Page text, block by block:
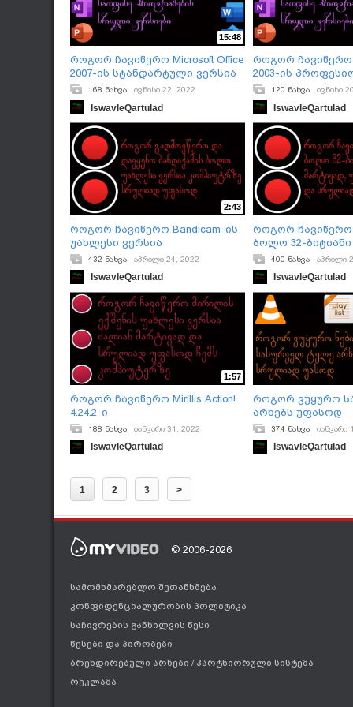
15:48
როგორ ჩავიწერო Microsoft Office
2007-ის სტანდარტული ვერსია
168 ნახვა ივნისი 22, 2022
IswavleQartulad
როგორ ჩავიწერო
2003-ის
ვერსია
120 ნახვა ივნისი
IswavleQartulad
2:43
როგორ ჩავიწერო Bandicam-ის
უახლესი ვერსია
432 ნახვა აპრილი 24, 2022
IswavleQartulad
როგორ ჩავიწერო
ბოლო 32-ბიტიანი
400 ნახვა აპრილი
IswavleQartulad
1:57
როგორ ჩავიწერო Mirillis Action!
4.24.2-ი
188 ნახვა იანვარი 31, 2022
IswavleQartulad
როგორ ვუყურო
არხებს უფასოდ
374 ნახვა იანვარი
IswavleQartulad
1 2 3 >
© 2006-2026
სამომხმარებლო შეთანხმება
კონფიდენციალურობის პოლიტიკა
საჩივრების განხილვის წესი
წესები და პირობები
ბრენდირებული არხები / პარტნიორული სისტემა
რეკლამა